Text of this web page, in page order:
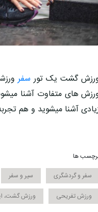
گشت یک تور سفر
های متفاوت آشنا
آشنا میشوید و هم
ها
سفر و گردشگری
سیر و سفر
ورزش تفریحی
ورزش گشت،